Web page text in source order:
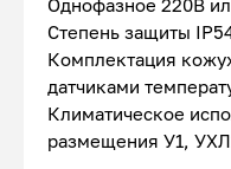
Однофазное 220В
Степень защиты
Комплектация
датчиками
Климатическое
размещения У1,